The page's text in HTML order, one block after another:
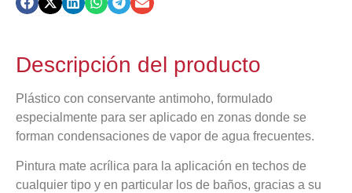
Descripción del producto
Plástico con conservante antimoho, formulado
especialmente para ser aplicado en zonas donde se
forman condensaciones de vapor de agua frecuentes.
Pintura mate acrílica para la aplicación en techos de
cualquier tipo y en particular los de baños, gracias a su